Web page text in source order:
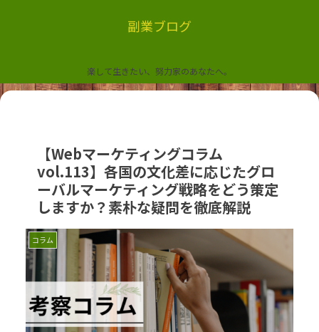
副業ブログ
楽して生きたい、努力家のあなたへ。
【Webマーケティングコラム
vol.113】各国の文化差に応じたグロ
ーバルマーケティング戦略をどう策定
しますか？素朴な疑問を徹底解説
コラム